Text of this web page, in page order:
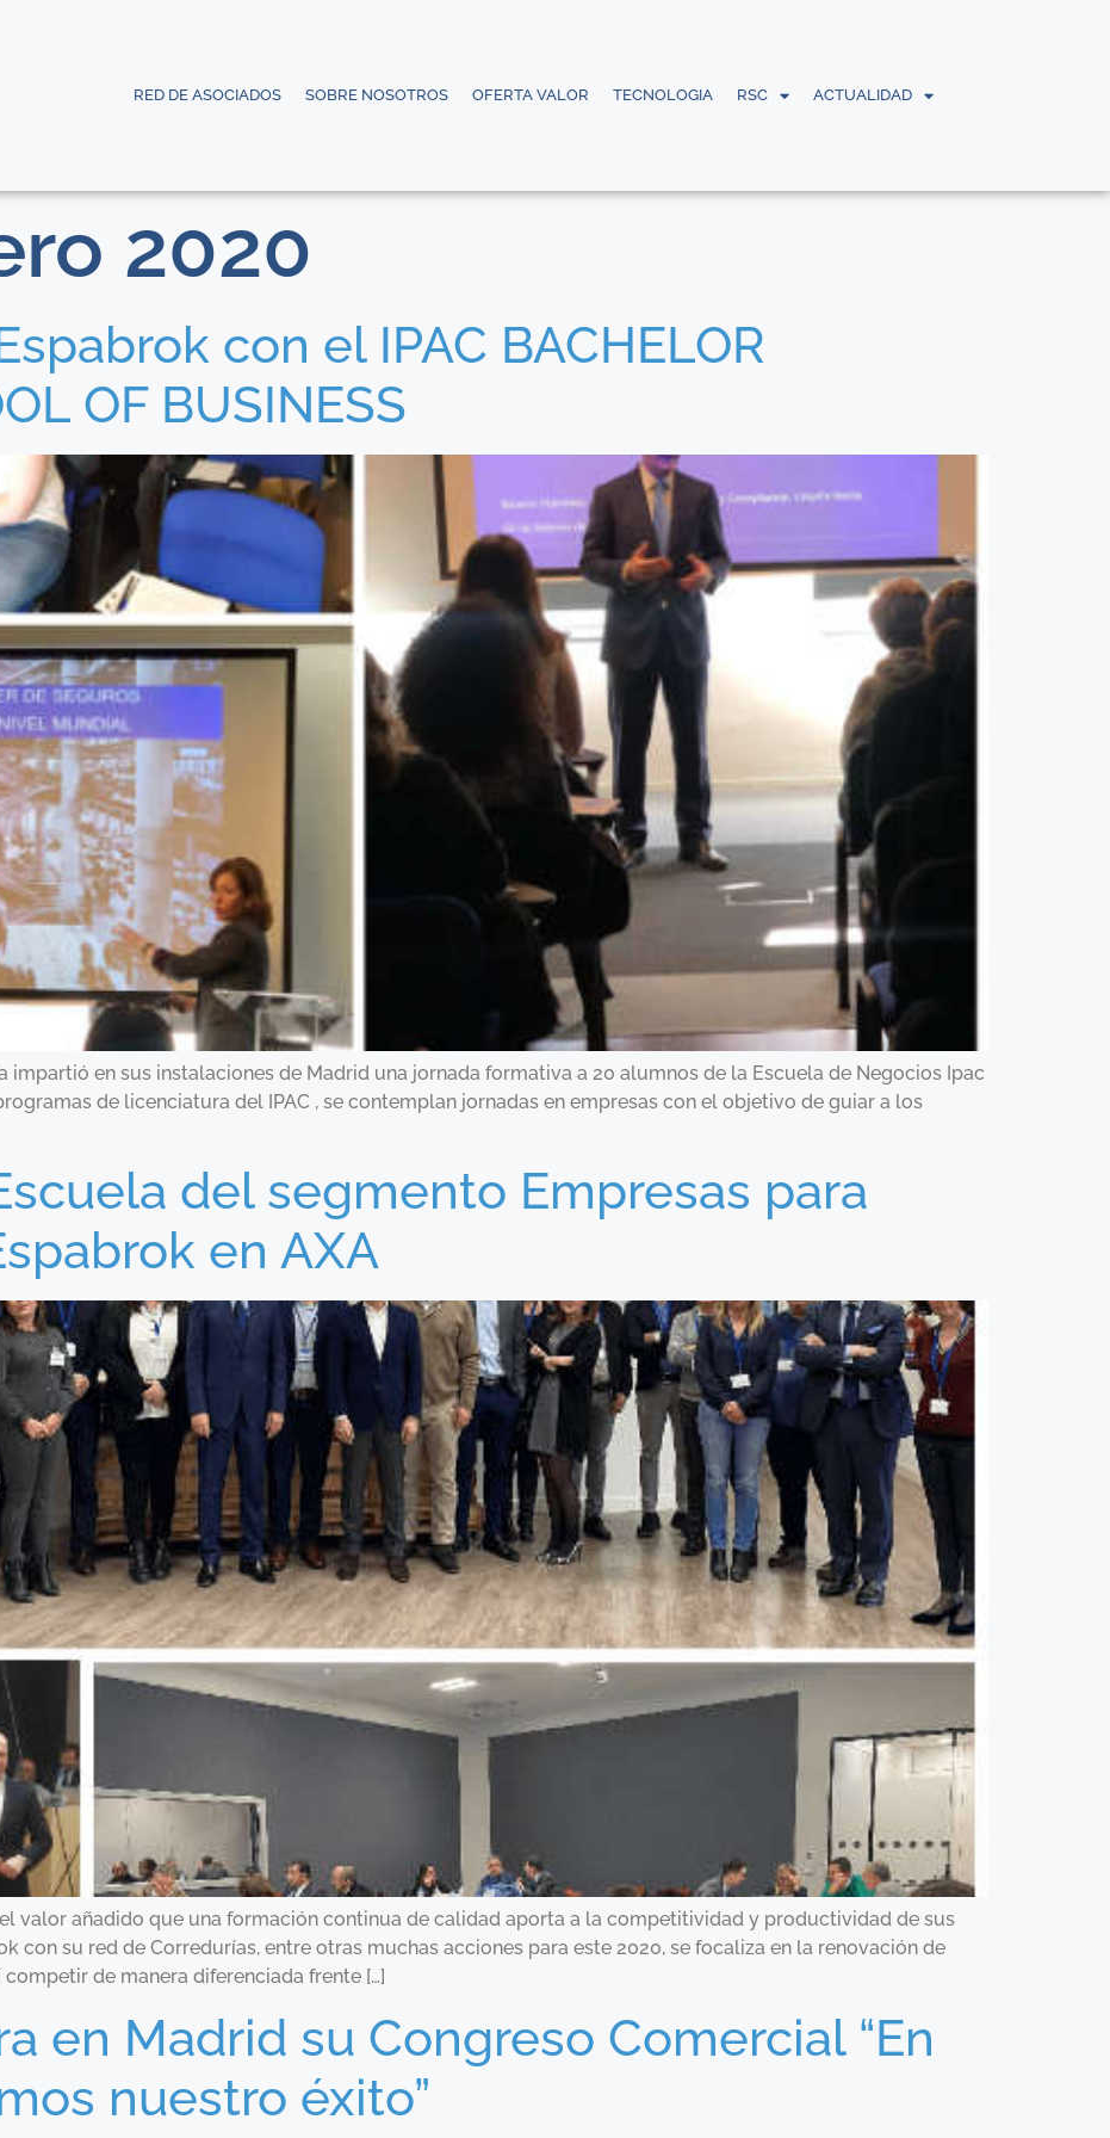
RED DE ASOCIADOS SOBRE NOSOTROS OFERTA VALOR TECNOLOGIA RSC ACTUALIDAD
2020
con el IPAC BACHELOR
OF BUSINESS
impartió en sus instalaciones de Madrid una jornada formativa a 20 alumnos de la Escuela de Negocios Ipac
de licenciatura del IPAC , se contemplan jornadas en empresas con el objetivo de guiar a los
del segmento Empresas para
en AXA
valor añadido que una formación continua de calidad aporta a la competitividad y productividad de sus
con su red de Corredurías, entre otras muchas acciones para este 2020, se focaliza en la renovación de
de manera diferenciada frente […]
en Madrid su Congreso Comercial “En
nuestro éxito”